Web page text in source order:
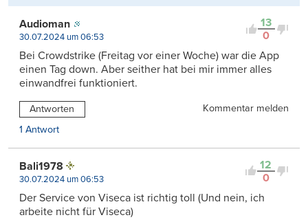
13
0
Audioman
30.07.2024 um 06:53
Bei Crowdstrike (Freitag vor einer Woche) war die App
einen Tag down. Aber seither hat bei mir immer alles
einwandfrei funktioniert.
Antworten
Kommentar melden
1 Antwort
12
0
Bali1978
30.07.2024 um 06:53
Der Service von Viseca ist richtig toll (Und nein, ich
arbeite nicht für Viseca)